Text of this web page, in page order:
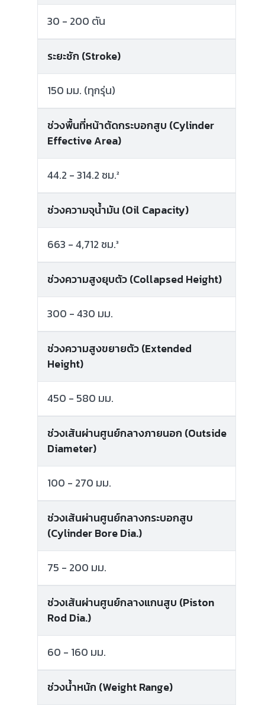
30 - 200 ตัน
ระยะชัก (Stroke)
150 มม. (ทุกรุ่น)
ช่วงพื้นที่หน้าตัดกระบอกสูบ (Cylinder
Effective Area)
44.2 - 314.2 ซม.²
ช่วงความจุน้ำมัน (Oil Capacity)
663 - 4,712 ซม.³
ช่วงความสูงยุบตัว (Collapsed Height)
300 - 430 มม.
ช่วงความสูงขยายตัว (Extended
Height)
450 - 580 มม.
ช่วงเส้นผ่านศูนย์กลางภายนอก (Outside
Diameter)
100 - 270 มม.
ช่วงเส้นผ่านศูนย์กลางกระบอกสูบ
(Cylinder Bore Dia.)
75 - 200 มม.
ช่วงเส้นผ่านศูนย์กลางแกนสูบ (Piston
Rod Dia.)
60 - 160 มม.
ช่วงน้ำหนัก (Weight Range)